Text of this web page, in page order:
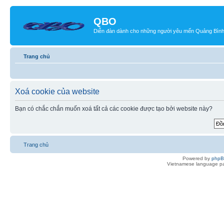
QBO
Diễn đàn dành cho những người yêu mến Quảng Bình
Trang chủ
Xoá cookie của website
Bạn có chắc chắn muốn xoá tất cả các cookie được tạo bởi website này?
Trang chủ
Powered by
Vietnamese language